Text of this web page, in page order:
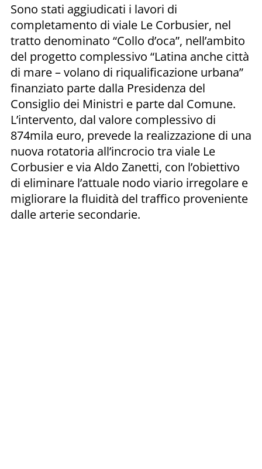
Sono stati aggiudicati i lavori di
completamento di viale Le Corbusier, nel
tratto denominato “Collo d’oca”, nell’ambito
del progetto complessivo “Latina anche città
di mare – volano di riqualificazione urbana”
finanziato parte dalla Presidenza del
Consiglio dei Ministri e parte dal Comune.
L’intervento, dal valore complessivo di
874mila euro, prevede la realizzazione di una
nuova rotatoria all’incrocio tra viale Le
Corbusier e via Aldo Zanetti, con l’obiettivo
di eliminare l’attuale nodo viario irregolare e
migliorare la fluidità del traffico proveniente
dalle arterie secondarie.